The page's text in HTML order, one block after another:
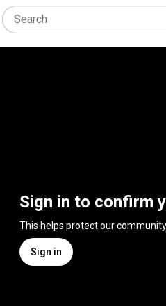
Sign in to confirm
This helps protect our community.
Sign in